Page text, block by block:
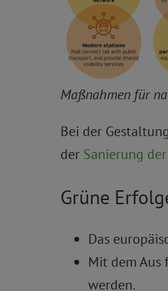
Maßnahmen für
Bei der
der Sanierung
Grüne
Das
Mit dem Aus
werden.